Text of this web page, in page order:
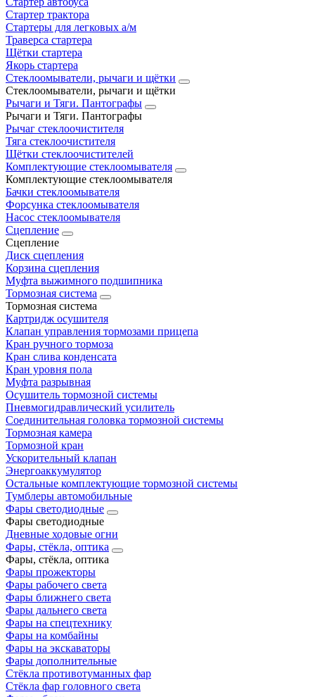
Стартер трактора
Стартеры для легковых а/м
Траверса стартера
Щётки стартера
Якорь стартера
Стеклоомыватели, рычаги и щётки
Стеклоомыватели, рычаги и щётки
Рычаги и Тяги. Пантографы
Рычаги и Тяги. Пантографы
Рычаг стеклоочистителя
Тяга стеклоочистителя
Щётки стеклоочистителей
Комплектующие стеклоомывателя
Комплектующие стеклоомывателя
Бачки стеклоомывателя
Форсунка стеклоомывателя
Насос стеклоомывателя
Сцепление
Сцепление
Диск сцепления
Корзина сцепления
Муфта выжимного подшипника
Тормозная система
Тормозная система
Картридж осушителя
Клапан управления тормозами прицепа
Кран ручного тормоза
Кран слива конденсата
Кран уровня пола
Муфта разрывная
Осушитель тормозной системы
Пневмогидравлический усилитель
Соединительная головка тормозной системы
Тормозная камера
Тормозной кран
Ускорительный клапан
Энергоаккумулятор
Остальные комплектующие тормозной системы
Тумблеры автомобильные
Фары светодиодные
Фары светодиодные
Дневные ходовые огни
Фары, стёкла, оптика
Фары, стёкла, оптика
Фары прожекторы
Фары рабочего света
Фары ближнего света
Фары дальнего света
Фары на спецтехнику
Фары на комбайны
Фары на экскаваторы
Фары дополнительные
Стёкла противотуманных фар
Стёкла фар головного света